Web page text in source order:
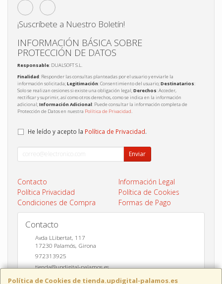
Política de Cookies de tienda.updigital-palamos.es
¡Suscríbete a Nuestro Boletín!
INFORMACIÓN BÁSICA SOBRE
PROTECCIÓN DE DATOS
Responsable: DUALSOFT S.L.
Finalidad: Responder las consultas planteadas por el usuario y enviarle la
información solicitada;Legitimación: Consentimiento del usuario;Destinatarios:
Solo se realizan cesiones si existe una obligación legal;Derechos: Acceder,
rectificar y suprimir, así como otros derechos, como se indica en la información
adicional;Información Adicional: Puede consultar la información completa de
Protección de Datos en nuestra Política de Privacidad.
He leído y acepto la Política de Privacidad.
Enviar
Contacto
Información Legal
Política Privacidad
Política de Cookies
Condiciones de Compra
Formas de Pago
Contacto
Avda LLibertat, 117
17230 Palamós, Girona
972313925
tienda@updigital-palamos.es